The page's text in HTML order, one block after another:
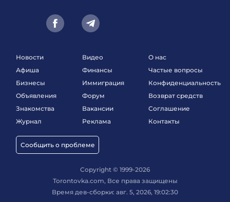
Новости
Афиша
Бизнесы
Объявления
Знакомства
Журнал
Сообщить о проблеме
Видео
Финансы
Иммиграция
Форум
Вакансии
Реклама
О нас
Частые вопросы
Конфиденциальность
Возврат средств
Соглашение
Контакты
Copyright © 1999-2026
Torontovka.com, Все права защищены
Время дев-сборки: авг. 5, 2026, 19:02:30